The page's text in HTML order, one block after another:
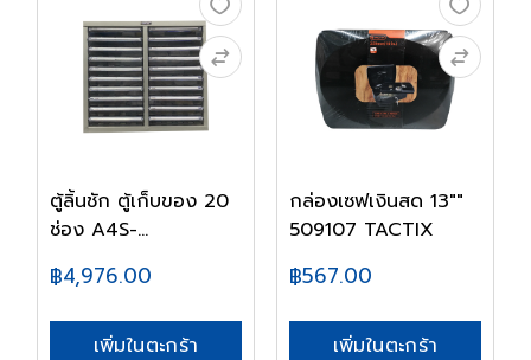
ตู้ลิ้นชัก ตู้เก็บของ 20
ช่อง A4S-...
฿4,976.00
เพิ่มในตะกร้า
กล่องเซฟเงินสด 13""
509107 TACTIX
฿567.00
เพิ่มในตะกร้า